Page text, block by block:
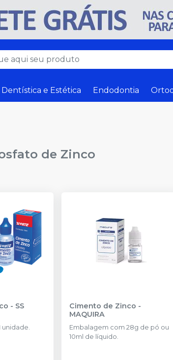
Dentística e Estética Endodontia
de Zinco
- SS
unidade.
Cimento de Zinco -
MAQUIRA
Embalagem com 28g de pó ou
10ml de líquido.